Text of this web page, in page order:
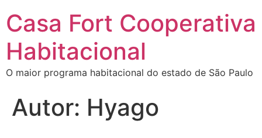
Casa Fort Cooperativa
Habitacional
O maior programa habitacional do estado de São Paulo
Autor: Hyago